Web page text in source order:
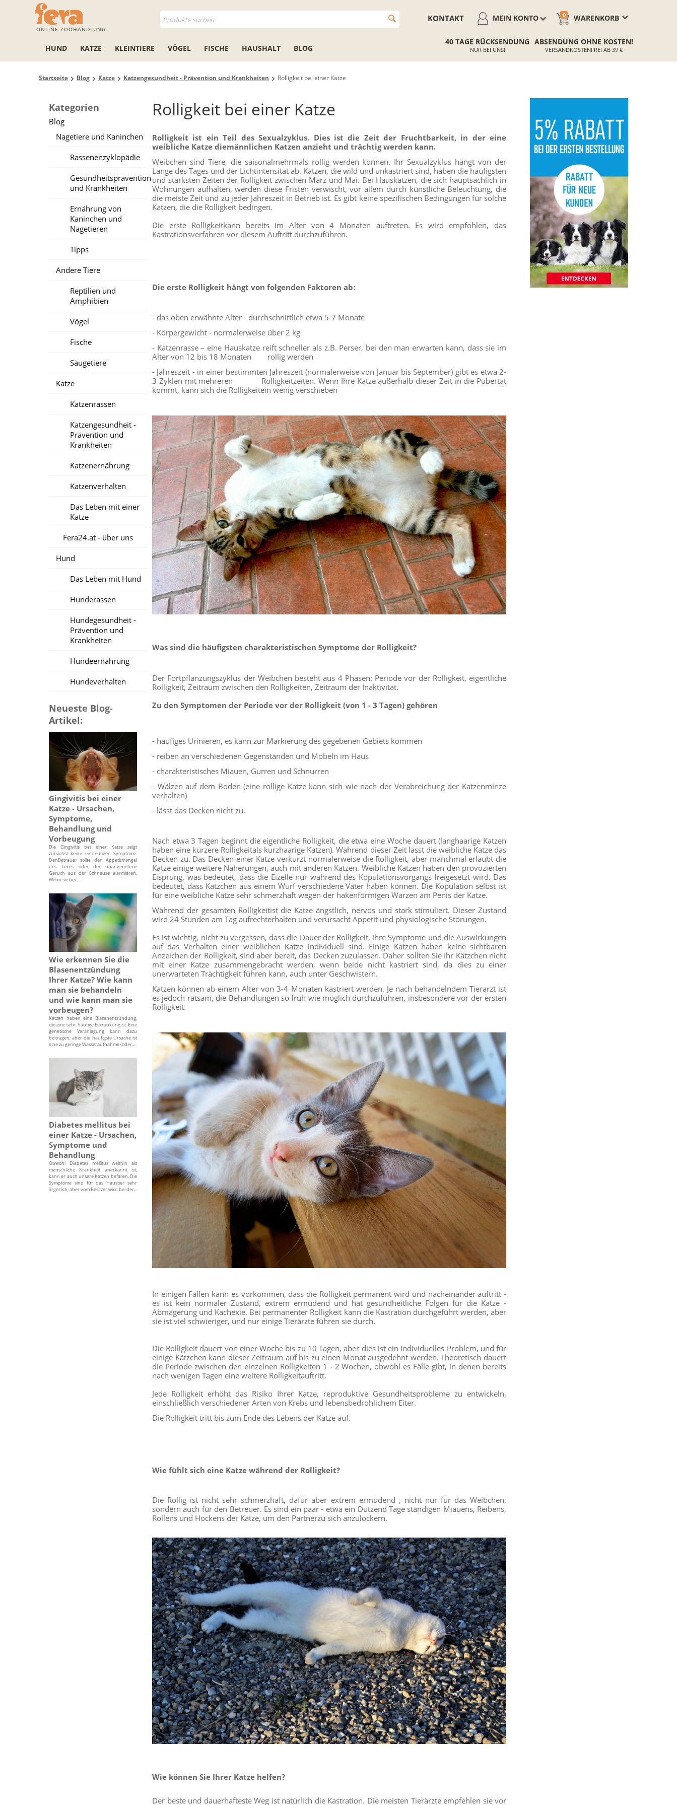
ONLINE-ZOOHANDLUNG
WARENKORB
0
MEIN KONTO
KONTAKT
HUND KATZE KLEINTIERE VÖGEL FISCHE HAUSHALT BLOG
40 TAGE RÜCKSENDUNG
NUR BEI UNS!
ABSENDUNG OHNE KOSTEN!
VERSANDKOSTENFREI AB 39 €
Startseite Blog Katze Katzengesundheit - Prävention und Krankheiten Rolligkeit bei einer Katze
Kategorien
Blog
Nagetiere und Kaninchen
Rassenenzyklopädie
Gesundheitsprävention
und Krankheiten
Ernährung von
Kaninchen und
Nagetieren
Tipps
Andere Tiere
Reptilien und
Amphibien
Vögel
Fische
Säugetiere
Katze
Katzenrassen
Katzengesundheit -
Prävention und
Krankheiten
Katzenernährung
Katzenverhalten
Das Leben mit einer
Katze
Fera24.at - über uns
Hund
Das Leben mit Hund
Hunderassen
Hundegesundheit -
Prävention und
Krankheiten
Hundeernährung
Hundeverhalten
Neueste Blog-
Artikel:
Gingivitis bei einer
Katze - Ursachen,
Symptome,
Behandlung und
Vorbeugung
Die Gingivitis bei einer Katze zeigt
zunächst keine eindeutigen Symptome.
DenBetreuer sollte den Appetitmangel
des Tieres oder der unangenehme
Geruch aus der Schnauze alarmieren.
Wenn sie bei...
Wie erkennen Sie die
Blasenentzündung
Ihrer Katze? Wie kann
man sie behandeln
und wie kann man sie
vorbeugen?
Katzen haben eine Blasenentzündung,
die eine sehr häufige Erkrankung ist. Eine
genetische Veranlagung kann dazu
beitragen, aber die häufigste Ursache ist
eine zu geringe Wasseraufnahme (oder...
Diabetes mellitus bei
einer Katze - Ursachen,
Symptome und
Behandlung
Obwohl Diabetes mellitus weithin als
menschliche Krankheit anerkannt ist,
kann er auch unsere Katzen befallen. Die
Symptome sind für das Haustier sehr
ärgerlich, aber vom Besitzer wird bei der...
Rolligkeit bei einer Katze
Rolligkeit ist ein Teil des Sexualzyklus. Dies ist die Zeit der Fruchtbarkeit, in der eine
weibliche Katze diemännlichen Katzen anzieht und trächtig werden kann.
Weibchen sind Tiere, die saisonalmehrmals rollig werden können. Ihr Sexualzyklus hängt von der
Länge des Tages und der Lichtintensität ab. Katzen, die wild und unkastriert sind, haben die häufigsten
und stärksten Zeiten der Rolligkeit zwischen März und Mai. Bei Hauskatzen, die sich hauptsächlich in
Wohnungen aufhalten, werden diese Fristen verwischt, vor allem durch künstliche Beleuchtung, die
die meiste Zeit und zu jeder Jahreszeit in Betrieb ist. Es gibt keine spezifischen Bedingungen für solche
Katzen, die die Rolligkeit bedingen.
Die erste Rolligkeitkann bereits im Alter von 4 Monaten auftreten. Es wird empfohlen, das
Kastrationsverfahren vor diesem Auftritt durchzuführen.
Die erste Rolligkeit hängt von folgenden Faktoren ab:
- das oben erwähnte Alter - durchschnittlich etwa 5-7 Monate
- Körpergewicht - normalerweise über 2 kg
- Katzenrasse – eine Hauskatze reift schneller als z.B. Perser, bei den man erwarten kann, dass sie im
Alter von 12 bis 18 Monaten rollig werden
- Jahreszeit - in einer bestimmten Jahreszeit (normalerweise von Januar bis September) gibt es etwa 2-
3 Zyklen mit mehreren Rolligkeitzeiten. Wenn Ihre Katze außerhalb dieser Zeit in die Pubertät
kommt, kann sich die Rolligkeitein wenig verschieben
Was sind die häufigsten charakteristischen Symptome der Rolligkeit?
Der Fortpflanzungszyklus der Weibchen besteht aus 4 Phasen: Periode vor der Rolligkeit, eigentliche
Rolligkeit, Zeitraum zwischen den Rolligkeiten, Zeitraum der Inaktivität.
Zu den Symptomen der Periode vor der Rolligkeit (von 1 - 3 Tagen) gehören
- häufiges Urinieren, es kann zur Markierung des gegebenen Gebiets kommen
- reiben an verschiedenen Gegenständen und Möbeln im Haus
- charakteristisches Miauen, Gurren und Schnurren
- Wälzen auf dem Boden (eine rollige Katze kann sich wie nach der Verabreichung der Katzenminze
verhalten)
- lässt das Decken nicht zu.
Nach etwa 3 Tagen beginnt die eigentliche Rolligkeit, die etwa eine Woche dauert (langhaarige Katzen
haben eine kürzere Rolligkeitals kurzhaarige Katzen). Während dieser Zeit lässt die weibliche Katze das
Decken zu. Das Decken einer Katze verkürzt normalerweise die Rolligkeit, aber manchmal erlaubt die
Katze einige weitere Näherungen, auch mit anderen Katzen. Weibliche Katzen haben den provozierten
Eisprung, was bedeutet, dass die Eizelle nur während des Kopulationsvorgangs freigesetzt wird. Das
bedeutet, dass Kätzchen aus einem Wurf verschiedene Väter haben können. Die Kopulation selbst ist
für eine weibliche Katze sehr schmerzhaft wegen der hakenförmigen Warzen am Penis der Katze.
Während der gesamten Rolligkeitist die Katze ängstlich, nervös und stark stimuliert. Dieser Zustand
wird 24 Stunden am Tag aufrechterhalten und verursacht Appetit und physiologische Störungen.
Es ist wichtig, nicht zu vergessen, dass die Dauer der Rolligkeit, ihre Symptome und die Auswirkungen
auf das Verhalten einer weiblichen Katze individuell sind. Einige Katzen haben keine sichtbaren
Anzeichen der Rolligkeit, sind aber bereit, das Decken zuzulassen. Daher sollten Sie Ihr Kätzchen nicht
mit einer Katze zusammengebracht werden, wenn beide nicht kastriert sind, da dies zu einer
unerwarteten Trächtigkeit führen kann, auch unter Geschwistern.
Katzen können ab einem Alter von 3-4 Monaten kastriert werden. Je nach behandelndem Tierarzt ist
es jedoch ratsam, die Behandlungen so früh wie möglich durchzuführen, insbesondere vor der ersten
Rolligkeit.
In einigen Fällen kann es vorkommen, dass die Rolligkeit permanent wird und nacheinander auftritt -
es ist kein normaler Zustand, extrem ermüdend und hat gesundheitliche Folgen für die Katze -
Abmagerung und Kachexie. Bei permanenter Rolligkeit kann die Kastration durchgeführt werden, aber
sie ist viel schwieriger, und nur einige Tierärzte führen sie durch.
Die Rolligkeit dauert von einer Woche bis zu 10 Tagen, aber dies ist ein individuelles Problem, und für
einige Kätzchen kann dieser Zeitraum auf bis zu einen Monat ausgedehnt werden. Theoretisch dauert
die Periode zwischen den einzelnen Rolligkeiten 1 - 2 Wochen, obwohl es Fälle gibt, in denen bereits
nach wenigen Tagen eine weitere Rolligkeitauftritt.
Jede Rolligkeit erhöht das Risiko Ihrer Katze, reproduktive Gesundheitsprobleme zu entwickeln,
einschließlich verschiedener Arten von Krebs und lebensbedrohlichem Eiter.
Die Rolligkeit tritt bis zum Ende des Lebens der Katze auf.
Wie fühlt sich eine Katze während der Rolligkeit?
Die Rollig ist nicht sehr schmerzhaft, dafür aber extrem ermüdend , nicht nur für das Weibchen,
sondern auch für den Betreuer. Es sind ein paar - etwa ein Dutzend Tage ständigen Miauens, Reibens,
Rollens und Hockens der Katze, um den Partnerzu sich anzulockern.
Wie können Sie Ihrer Katze helfen?
Der beste und dauerhafteste Weg ist natürlich die Kastration. Die meisten Tierärzte empfehlen sie vor